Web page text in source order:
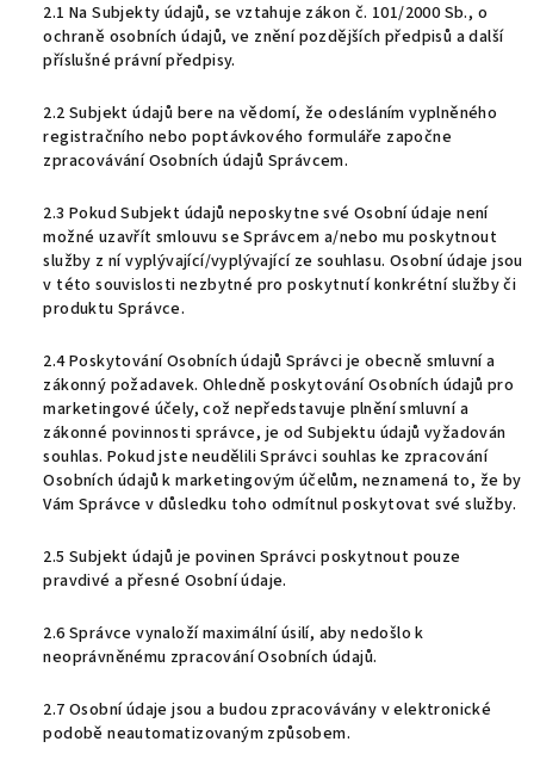
2.1 Na Subjekty údajů, se vztahuje zákon č. 101/2000 Sb., o
ochraně osobních údajů, ve znění pozdějších předpisů a další
příslušné právní předpisy.
2.2 Subjekt údajů bere na vědomí, že odesláním vyplněného
registračního nebo poptávkového formuláře započne
zpracovávání Osobních údajů Správcem.
2.3 Pokud Subjekt údajů neposkytne své Osobní údaje není
možné uzavřít smlouvu se Správcem a/nebo mu poskytnout
služby z ní vyplývající/vyplývající ze souhlasu. Osobní údaje jsou
v této souvislosti nezbytné pro poskytnutí konkrétní služby či
produktu Správce.
2.4 Poskytování Osobních údajů Správci je obecně smluvní a
zákonný požadavek. Ohledně poskytování Osobních údajů pro
marketingové účely, což nepředstavuje plnění smluvní a
zákonné povinnosti správce, je od Subjektu údajů vyžadován
souhlas. Pokud jste neudělili Správci souhlas ke zpracování
Osobních údajů k marketingovým účelům, neznamená to, že by
Vám Správce v důsledku toho odmítnul poskytovat své služby.
2.5 Subjekt údajů je povinen Správci poskytnout pouze
pravdivé a přesné Osobní údaje.
2.6 Správce vynaloží maximální úsilí, aby nedošlo k
neoprávněnému zpracování Osobních údajů.
2.7 Osobní údaje jsou a budou zpracovávány v elektronické
podobě neautomatizovaným způsobem.